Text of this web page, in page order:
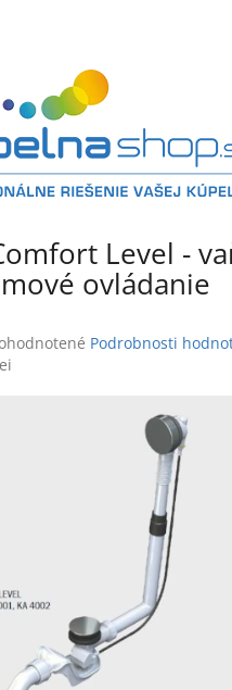
Level -
ovládanie
Podrobnosti